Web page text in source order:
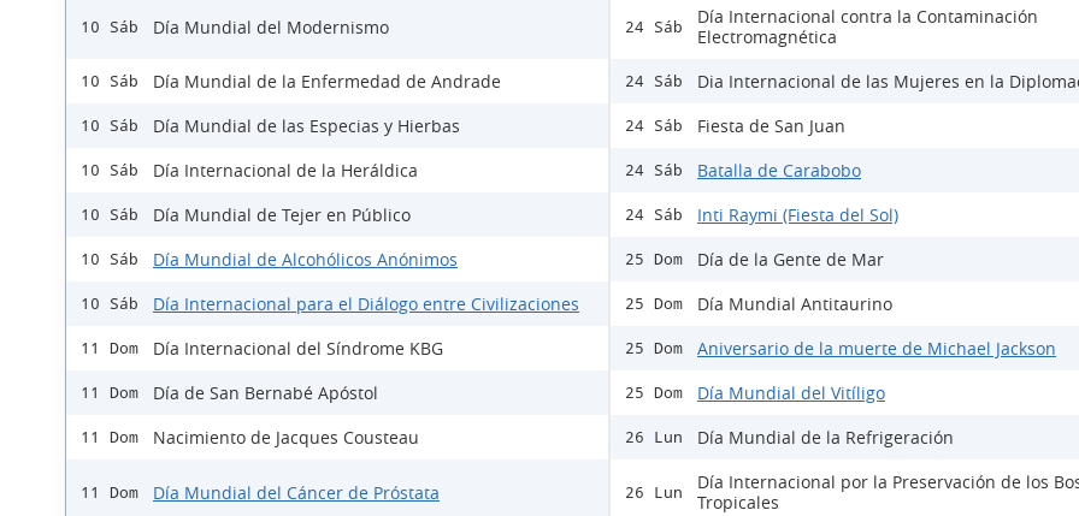
10 Sáb Día Mundial del Modernismo
10 Sáb Día Mundial de la Enfermedad de Andrade
10 Sáb Día Mundial de las Especias y Hierbas
10 Sáb Día Internacional de la Heráldica
10 Sáb Día Mundial de Tejer en Público
10 Sáb Día Mundial de Alcohólicos Anónimos
10 Sáb Día Internacional para el Diálogo entre Civilizaciones
11 Dom Día Internacional del Síndrome KBG
11 Dom Día de San Bernabé Apóstol
11 Dom Nacimiento de Jacques Cousteau
11 Dom Día Mundial del Cáncer de Próstata
24 Sáb
Día Internacional contra la Contaminación
Electromagnética
24 Sáb Dia Internacional de las Mujeres en la
24 Sáb Fiesta de San Juan
24 Sáb Batalla de Carabobo
24 Sáb Inti Raymi (Fiesta del Sol)
25 Dom Día de la Gente de Mar
25 Dom Día Mundial Antitaurino
25 Dom Aniversario de la muerte de Michael Jackson
25 Dom Día Mundial del Vitíligo
26 Lun Día Mundial de la Refrigeración
26 Lun
Día Internacional por la Preservación de los
Tropicales